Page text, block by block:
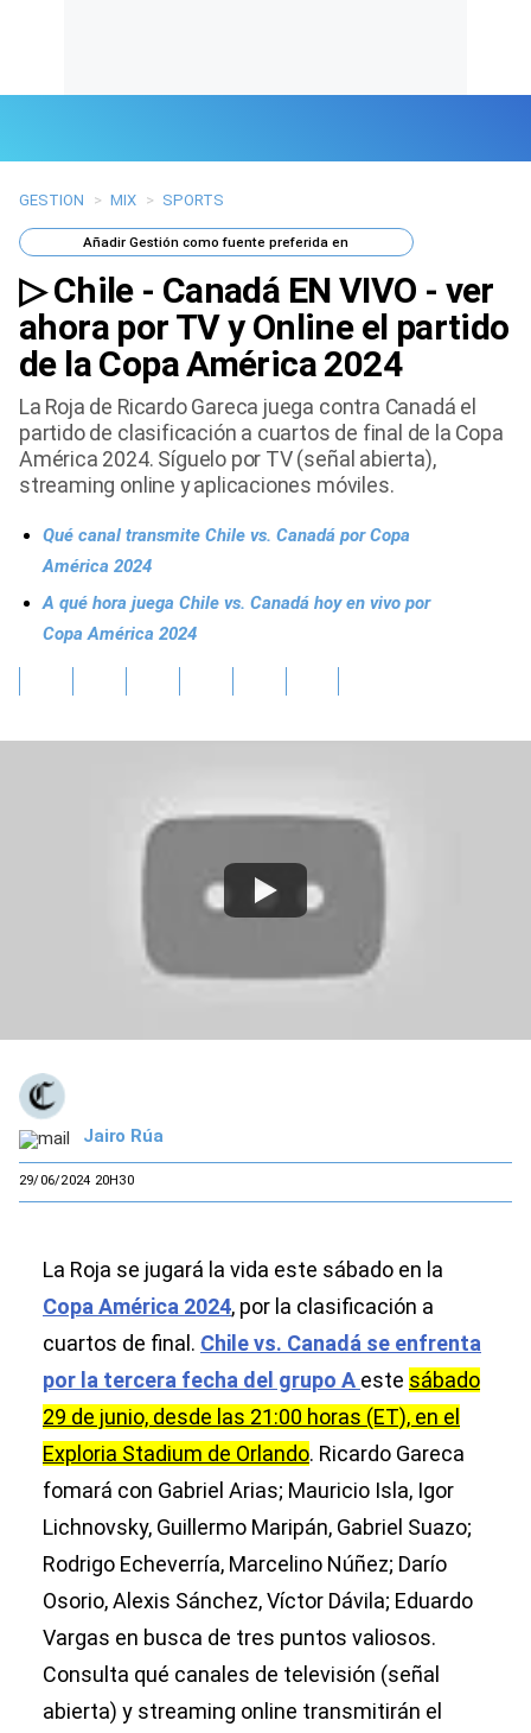
Últimas Noticias
Mi Bolsillo
Respuestas
Gente
Vida Laboral
Tendencias Mix
Sports
GESTION > MIX > SPORTS
AñadirGestión como fuente preferida en
▷ Chile - Canadá EN VIVO - ver
ahora por TV y Online el partido
de la Copa América 2024
La Roja de Ricardo Gareca juega contra Canadá el
partido de clasificación a cuartos de final de la Copa
América 2024. Síguelo por TV (señal abierta),
streaming online y aplicaciones móviles.
Qué canal transmite Chile vs. Canadá por Copa
América 2024
A qué hora juega Chile vs. Canadá hoy en vivo por
Copa América 2024
Jairo Rúa
29/06/2024 20H30
La Roja se jugará la vida este sábado en la
Copa América 2024, por la clasificación a
cuartos de final. Chile vs. Canadá se enfrenta
por la tercera fecha del grupo A este sábado
29 de junio, desde las 21:00 horas (ET), en el
Exploria Stadium de Orlando. Ricardo Gareca
fomará con Gabriel Arias; Mauricio Isla, Igor
Lichnovsky, Guillermo Maripán, Gabriel Suazo;
Rodrigo Echeverría, Marcelino Núñez; Darío
Osorio, Alexis Sánchez, Víctor Dávila; Eduardo
Vargas en busca de tres puntos valiosos.
Consulta qué canales de televisión (señal
abierta) y streaming online transmitirán el